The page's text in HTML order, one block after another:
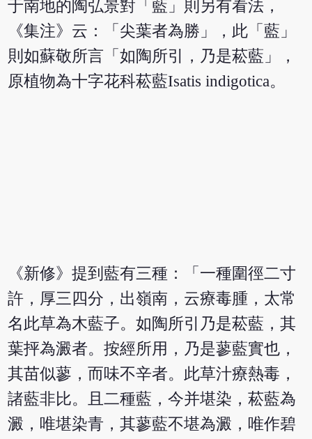
于南地的陶弘景對「藍」則另有看法，
《集注》云：「尖葉者為勝」，此「藍」
則如蘇敬所言「如陶所引，乃是菘藍」，
原植物為十字花科菘藍Isatis indigotica。
《新修》提到藍有三種：「一種圍徑二寸
許，厚三四分，出嶺南，云療毒腫，太常
名此草為木藍子。如陶所引乃是菘藍，其
葉抨為澱者。按經所用，乃是蓼藍實也，
其苗似蓼，而味不辛者。此草汁療熱毒，
諸藍非比。且二種藍，今并堪染，菘藍為
澱，唯堪染青，其蓼藍不堪為澱，唯作碧